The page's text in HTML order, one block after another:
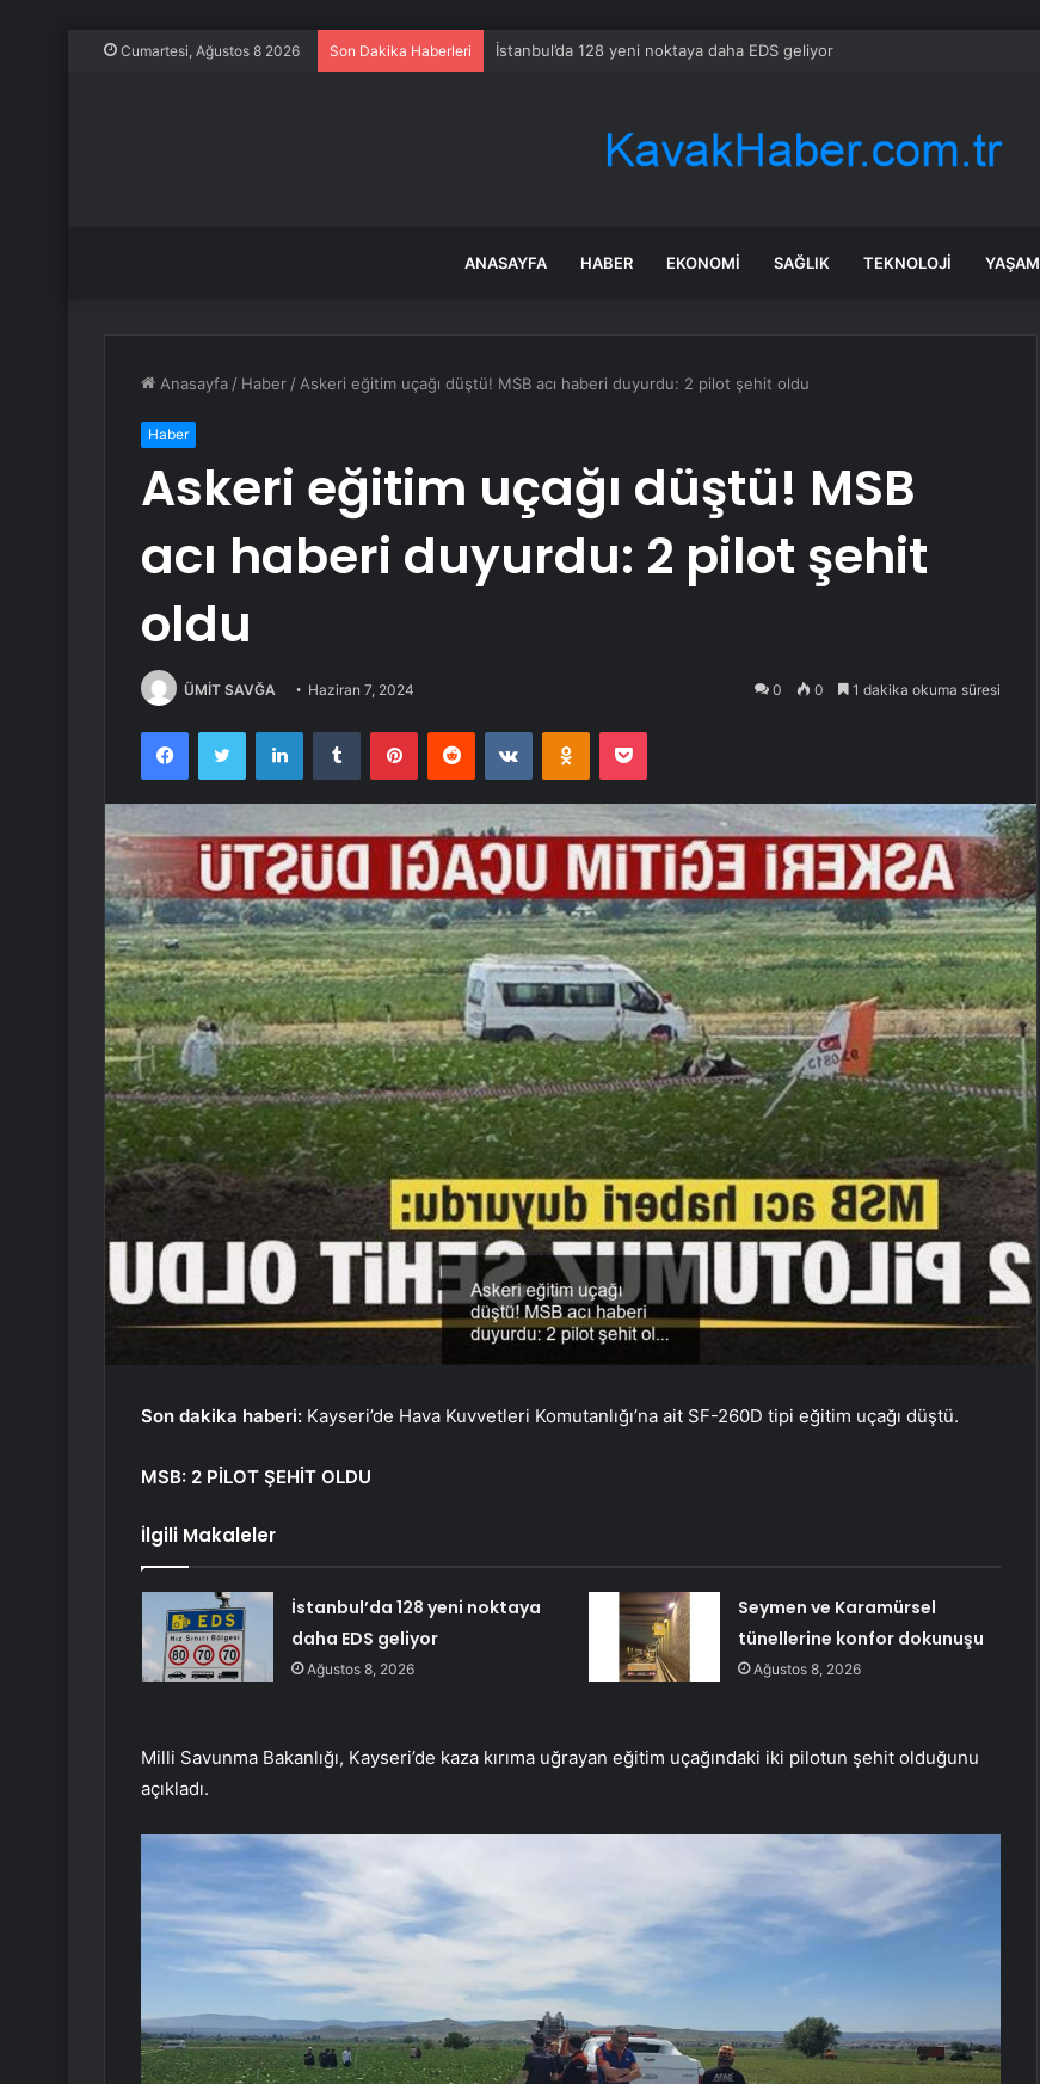
Cumartesi, Ağustos 8 2026 Son Dakika Haberleri İstanbul’da 128 yeni noktaya daha EDS geliyor
ANASAYFA HABER EKONOMI SAĞLIK TEKNOLOJI YAŞAM
Anasayfa / Haber / Askeri eğitim uçağı düştü! MSB acı haberi duyurdu: 2 pilot şehit oldu
Haber
Askeri eğitim uçağı düştü! MSB
acı haberi duyurdu: 2 pilot şehit
oldu
ÜMİT SAVĞA Haziran 7, 2024 0 0 1 dakika okuma süresi
FacebookTwitter LinkedInTumblr PinterestReddit VKontakteOdnoklassniki
Pocket
Son dakika haberi: Kayseri’de Hava Kuvvetleri Komutanlığı’na ait SF-260D tipi eğitim uçağı düştü.
MSB: 2 PİLOT ŞEHİT OLDU
İlgili Makaleler
İstanbul’da 128 yeni noktaya
daha EDS geliyor
Ağustos 8, 2026
Seymen ve Karamürsel
tünellerine konfor dokunuşu
Ağustos 8, 2026
Milli Savunma Bakanlığı, Kayseri’de kaza kırıma uğrayan eğitim uçağındaki iki pilotun şehit olduğunu
açıkladı.